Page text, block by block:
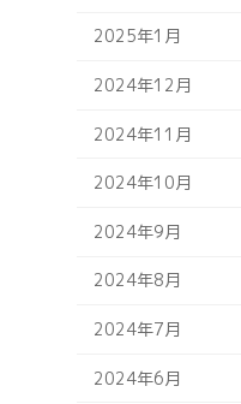
2025年1月
2024年12月
2024年11月
2024年10月
2024年9月
2024年8月
2024年7月
2024年6月